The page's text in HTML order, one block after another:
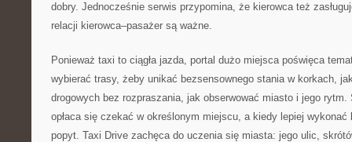
dobry. Jednocześnie serwis przypomina, że kierowca też
relacji kierowca–pasażer są ważne.
Ponieważ taxi to ciągła jazda, portal dużo miejsca poświęca
wybierać trasy, żeby unikać bezsensownego stania w korkach,
drogowych bez rozpraszania, jak obserwować miasto i jego
opłaca się czekać w określonym miejscu, a kiedy lepiej
popyt. Taxi Drive zachęca do uczenia się miasta: jego ulic,